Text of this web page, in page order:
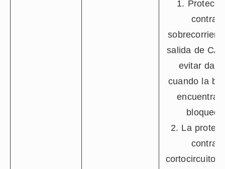
1.
contra
salida de CA
evitar
cuando la
encuentra
bloqueo.
2. La
contra
cortocircuitos